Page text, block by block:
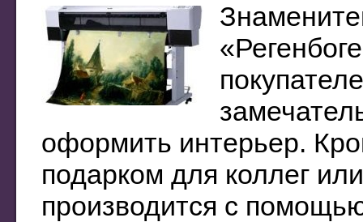
оформить интерьер.
подарком для коллег
производится с